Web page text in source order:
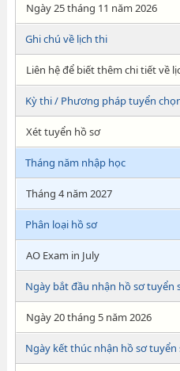
Ngày 25 tháng 11 năm 2026
Ghi chú về lịch thi
Liên hệ để biết thêm chi tiết về
Kỳ thi / Phương pháp tuyển
Xét tuyển hồ sơ
Tháng năm nhập học
Tháng 4 năm 2027
Phân loại hồ sơ
AO Exam in July
Ngày bắt đầu nhận hồ sơ tuyển
Ngày 20 tháng 5 năm 2026
Ngày kết thúc nhận hồ sơ tuyển